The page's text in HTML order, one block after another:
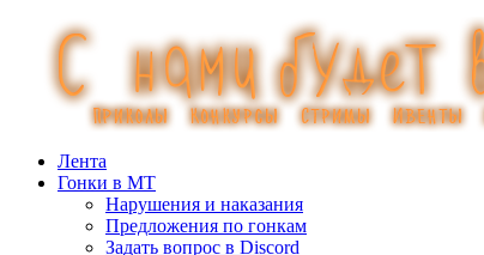
Лента
Гонки в МТ
Нарушения и наказания
Предложения по гонкам
Задать вопрос в Discord